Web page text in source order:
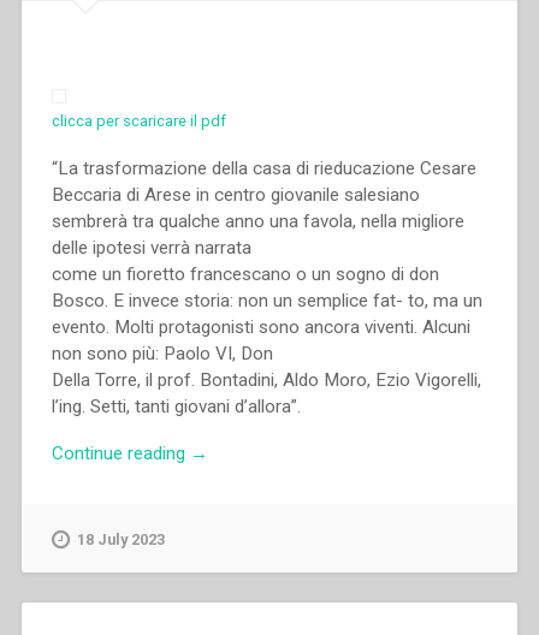
secolo
Salesiana
Roma,
clicca per scaricare il pdf
“La trasformazione della casa di rieducazione Cesare
Beccaria di Arese in centro giovanile salesiano
sembrerà tra qualche anno una favola, nella migliore
delle ipotesi verrà narrata
come un fioretto francescano o un sogno di don
Bosco. E invece storia: non un semplice fat- to, ma un
evento. Molti protagonisti sono ancora viventi. Alcuni
non sono più: Paolo VI, Don
Della Torre, il prof. Bontadini, Aldo Moro, Ezio Vigorelli,
l’ing. Setti, tanti giovani d’allora”.
Continue reading “Vittorio
→
18 July 2023